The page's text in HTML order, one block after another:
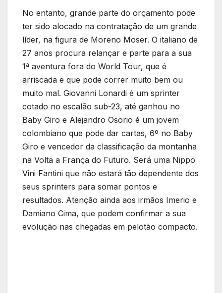
No entanto, grande parte do orçamento pode
ter sido alocado na contratação de um grande
líder, na figura de Moreno Moser. O italiano de
27 anos procura relançar e parte para a sua
1ª aventura fora do World Tour, que é
arriscada e que pode correr muito bem ou
muito mal. Giovanni Lonardi é um sprinter
cotado no escalão sub-23, até ganhou no
Baby Giro e Alejandro Osorio é um jovem
colombiano que pode dar cartas, 6º no Baby
Giro e vencedor da classificação da montanha
na Volta a França do Futuro. Será uma Nippo
Vini Fantini que não estará tão dependente dos
seus sprinters para somar pontos e
resultados. Atenção ainda aos irmãos Imerio e
Damiano Cima, que podem confirmar a sua
evolução nas chegadas em pelotão compacto.